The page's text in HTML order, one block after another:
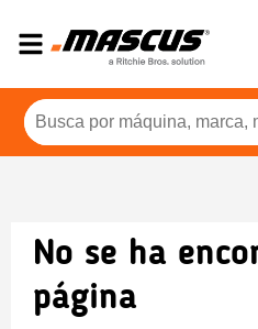
No se ha
página